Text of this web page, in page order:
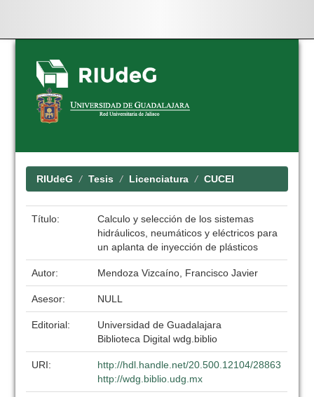
Skip
navigation
RIUdeG Tesis Licenciatura CUCEI
Título:
Calculo y selección de los sistemas
hidráulicos, neumáticos y eléctricos para
un aplanta de inyección de plásticos
Autor: Mendoza Vizcaíno, Francisco Javier
Asesor: NULL
Editorial:
Universidad de Guadalajara
Biblioteca Digital wdg.biblio
URI:
http://hdl.handle.net/20.500.12104/28863
http://wdg.biblio.udg.mx